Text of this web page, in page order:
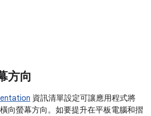
方向
資訊清單設定可讓應用程式將
向螢幕方向。如要提升在平板電腦和摺